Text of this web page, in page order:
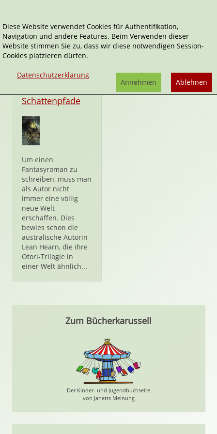
Moorehawk-Trilogie
Schattenpfade
Um einen
Fantasyroman zu
schreiben, muss man
als Autor nicht
immer eine völlig
neue Welt
erschaffen. Dies
bewies schon die
australische Autorin
Lean Hearn, die ihre
Otori-Trilogie in
einer Welt ähnlich...
Zum Bücherkarussell
Der Kinder- und Jugendbuchseite
von Janetts Meinung
Diese Website verwendet Cookies für Authentifikation,
Navigation und andere Features. Beim Verwenden dieser
Website stimmen Sie zu, dass wir diese notwendigen Session-
Cookies platzieren dürfen.
Datenschutzerklärung
Ablehnen
Annehmen